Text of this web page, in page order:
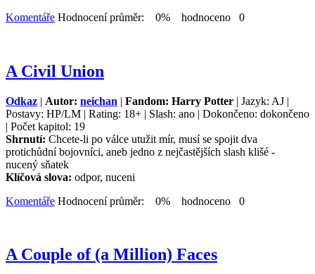
Komentáře Hodnocení průměr: 0% hodnoceno 0
A Civil Union
Odkaz | Autor: neichan | Fandom: Harry Potter | Jazyk: AJ |
Postavy: HP/LM | Rating: 18+ | Slash: ano | Dokončeno: dokončeno
| Počet kapitol: 19
Shrnutí: Chcete-li po válce utužit mír, musí se spojit dva
protichůdní bojovníci, aneb jedno z nejčastějších slash klišé -
nucený sňatek
Klíčová slova: odpor, nuceni
Komentáře Hodnocení průměr: 0% hodnoceno 0
A Couple of (a Million) Faces